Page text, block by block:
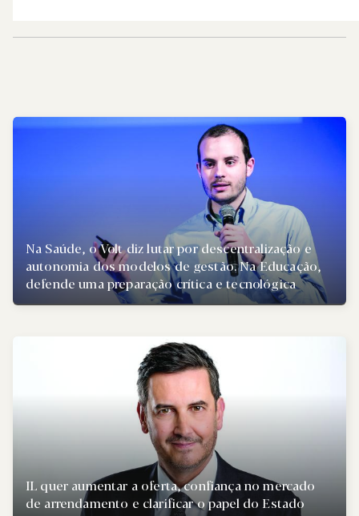
Na Saúde, o Volt diz lutar por descentralização e
autonomia dos modelos de gestão. Na Educação,
defende uma preparação crítica e tecnológica
IL quer aumentar a oferta, confiança no mercado
de arrendamento e clarificar o papel do Estado